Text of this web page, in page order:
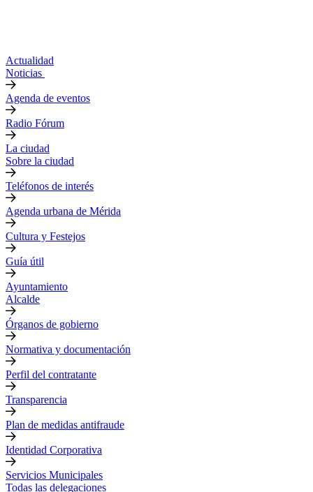
Actualidad
Noticias
Agenda de eventos
Radio Fórum
La ciudad
Sobre la ciudad
Teléfonos de interés
Agenda urbana de Mérida
Cultura y Festejos
Guía útil
Ayuntamiento
Alcalde
Órganos de gobierno
Normativa y documentación
Perfil del contratante
Transparencia
Plan de medidas antifraude
Identidad Corporativa
Servicios Municipales
Todas las delegaciones